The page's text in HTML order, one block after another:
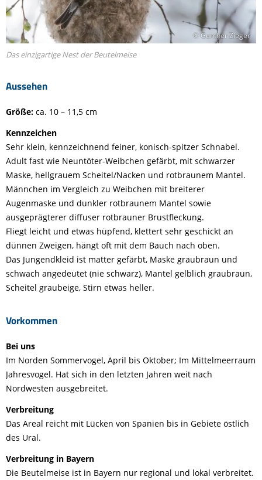
Aussehen
© Gunther Zieger
Das einzigartige Nest der Beutelmeise
Größe: ca. 10 – 11,5 cm
Kennzeichen
Sehr klein, kennzeichnend feiner, konisch-spitzer Schnabel.
Adult fast wie Neuntöter-Weibchen gefärbt, mit schwarzer
Maske, hellgrauem Scheitel/Nacken und rotbraunem Mantel.
Männchen im Vergleich zu Weibchen mit breiterer
Augenmaske und dunkler rotbraunem Mantel sowie
ausgeprägterer diffuser rotbrauner Brustfleckung.
Fliegt leicht und etwas hüpfend, klettert sehr geschickt an
dünnen Zweigen, hängt oft mit dem Bauch nach oben.
Das Jungendkleid ist matter gefärbt, Maske graubraun und
schwach angedeutet (nie schwarz), Mantel gelblich graubraun,
Scheitel graubeige, Stirn etwas heller.
Vorkommen
Bei uns
Im Norden Sommervogel, April bis Oktober; Im Mittelmeerraum
Jahresvogel. Hat sich in den letzten Jahren weit nach
Nordwesten ausgebreitet.
Verbreitung
Das Areal reicht mit Lücken von Spanien bis in Gebiete östlich
des Ural.
Verbreitung in Bayern
Die Beutelmeise ist in Bayern nur regional und lokal verbreitet.